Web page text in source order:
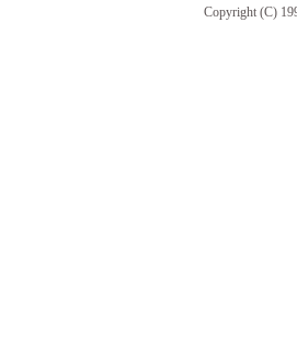
Copyright (C)